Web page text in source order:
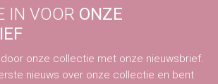
IN VOOR ONZE
onze collectie met onze nieuwsbrief.
nieuws over onze collectie en bent